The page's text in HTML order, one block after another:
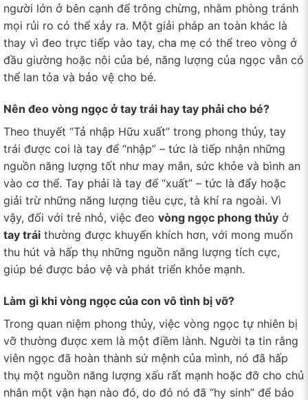
người lớn ở bên cạnh để trông chừng, nhằm phòng tránh
mọi rủi ro có thể xảy ra. Một giải pháp an toàn khác là
thay vì đeo trực tiếp vào tay, cha mẹ có thể treo vòng ở
đầu giường hoặc nôi của bé, năng lượng của ngọc vẫn có
thể lan tỏa và bảo vệ cho bé.
Nên đeo vòng ngọc ở tay trái hay tay phải cho bé?
Theo thuyết “Tả nhập Hữu xuất” trong phong thủy, tay
trái được coi là tay để “nhập” – tức là tiếp nhận những
nguồn năng lượng tốt như may mắn, sức khỏe và bình an
vào cơ thể. Tay phải là tay để “xuất” – tức là đẩy hoặc
giải trừ những năng lượng tiêu cực, tà khí ra ngoài. Vì
vậy, đối với trẻ nhỏ, việc đeo vòng ngọc phong thủy ở
tay trái thường được khuyến khích hơn, với mong muốn
thu hút và hấp thụ những nguồn năng lượng tích cực,
giúp bé được bảo vệ và phát triển khỏe mạnh.
Làm gì khi vòng ngọc của con vô tình bị vỡ?
Trong quan niệm phong thủy, việc vòng ngọc tự nhiên bị
vỡ thường được xem là một điềm lành. Người ta tin rằng
viên ngọc đã hoàn thành sứ mệnh của mình, nó đã hấp
thụ một nguồn năng lượng xấu rất mạnh hoặc đỡ cho chủ
nhân một vận hạn nào đó, do đó nó đã “hy sinh” để bảo